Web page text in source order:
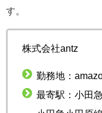
す。
株式会社antz
勤務地：
最寄駅：小田